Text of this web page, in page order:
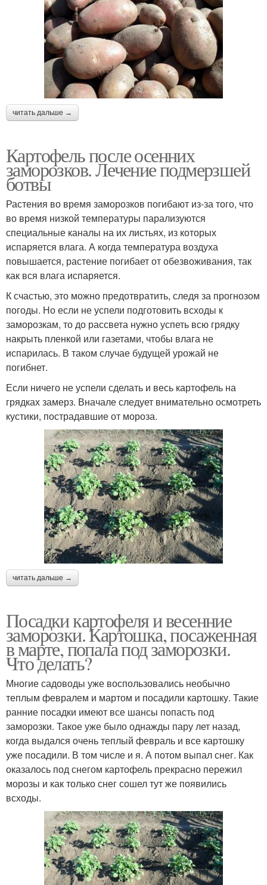
читать дальше →
Картофель после осенних
заморозков. Лечение подмерзшей
ботвы
Растения во время заморозков погибают из-за того, что
во время низкой температуры парализуются
специальные каналы на их листьях, из которых
испаряется влага. А когда температура воздуха
повышается, растение погибает от обезвоживания, так
как вся влага испаряется.
К счастью, это можно предотвратить, следя за прогнозом
погоды. Но если не успели подготовить всходы к
заморозкам, то до рассвета нужно успеть всю грядку
накрыть пленкой или газетами, чтобы влага не
испарилась. В таком случае будущей урожай не
погибнет.
Если ничего не успели сделать и весь картофель на
грядках замерз. Вначале следует внимательно осмотреть
кустики, пострадавшие от мороза.
читать дальше →
Посадки картофеля и весенние
заморозки. Картошка, посаженная
в марте, попала под заморозки.
Что делать?
Многие садоводы уже воспользовались необычно
теплым февралем и мартом и посадили картошку. Такие
ранние посадки имеют все шансы попасть под
заморозки. Такое уже было однажды пару лет назад,
когда выдался очень теплый февраль и все картошку
уже посадили. В том числе и я. А потом выпал снег. Как
оказалось под снегом картофель прекрасно пережил
морозы и как только снег сошел тут же появились
всходы.